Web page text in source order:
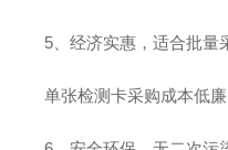
5、经济实惠，适合批量
单张检测卡采购成本低